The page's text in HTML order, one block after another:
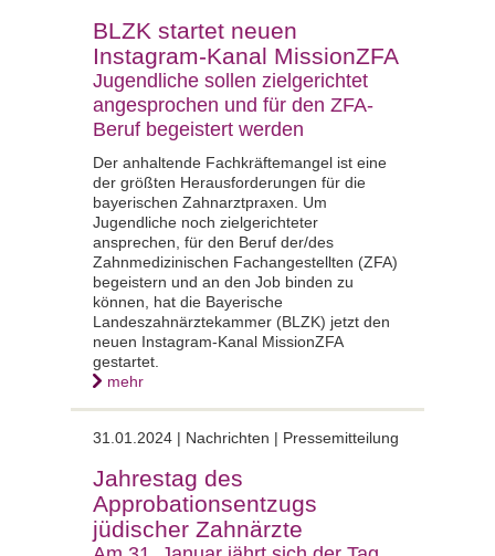
BLZK startet neuen
Instagram-Kanal MissionZFA
Jugendliche sollen zielgerichtet
angesprochen und für den ZFA-
Beruf begeistert werden
Der anhaltende Fachkräftemangel ist eine
der größten Herausforderungen für die
bayerischen Zahnarztpraxen. Um
Jugendliche noch zielgerichteter
ansprechen, für den Beruf der/des
Zahnmedizinischen Fachangestellten (ZFA)
begeistern und an den Job binden zu
können, hat die Bayerische
Landeszahnärztekammer (BLZK) jetzt den
neuen Instagram-Kanal MissionZFA
gestartet.
mehr
31.01.2024 | Nachrichten | Pressemitteilung
Jahrestag des
Approbationsentzugs
jüdischer Zahnärzte